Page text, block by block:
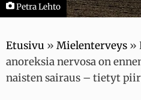
Petra Lehto
Etusivu » Mielenterveys »
anoreksia nervosa on
naisten sairaus – tietyt